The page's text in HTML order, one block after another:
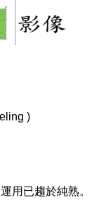
)
用已趨於純熟。